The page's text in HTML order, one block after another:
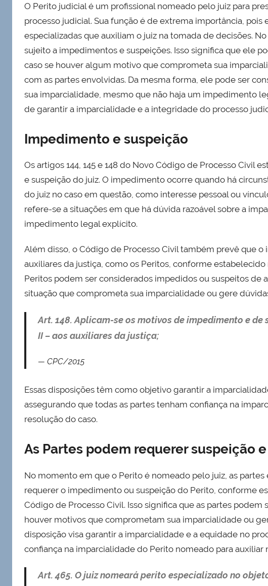
O Perito judicial é um profissional nomeado pelo juiz para
processo judicial. Sua função é de extrema importância,
especializadas que auxiliam o juiz na tomada de decisões.
sujeito a impedimentos e suspeições. Isso significa que ele
caso se houver algum motivo que comprometa sua
com as partes envolvidas. Da mesma forma, ele pode ser
sua imparcialidade, mesmo que não haja um impedimento
de garantir a imparcialidade e a integridade do processo
Impedimento e suspeição
Os artigos 144, 145 e 148 do Novo Código de Processo Civil
e suspeição do juiz. O impedimento ocorre quando há
do juiz no caso em questão, como interesse pessoal ou
refere-se a situações em que há dúvida razoável sobre a
impedimento legal explícito.
Além disso, o Código de Processo Civil também prevê que
auxiliares da justiça, como os Peritos, conforme estabelecido
Peritos podem ser considerados impedidos ou suspeitos de
situação que comprometa sua imparcialidade ou gere
Art. 148. Aplicam-se os motivos de impedimento e de
II – aos auxiliares da justiça;
CPC/2015
Essas disposições têm como objetivo garantir a
assegurando que todas as partes tenham confiança na
resolução do caso.
As Partes podem requerer suspeição
No momento em que o Perito é nomeado pelo juiz, as
requerer o impedimento ou suspeição do Perito, conforme
Código de Processo Civil. Isso significa que as partes
houver motivos que comprometam sua imparcialidade ou
disposição visa garantir a imparcialidade e a equidade no
confiança na imparcialidade do Perito nomeado para auxiliar
Art. 465. O juiz nomeará perito especializado no